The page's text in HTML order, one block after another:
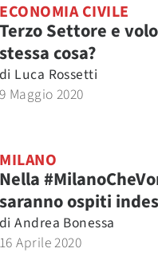
ECONOMIA CIVILE
Terzo Settore e
stessa cosa?
di Luca Rossetti
9 Maggio 2020
MILANO
Nella
saranno ospiti
di Andrea Bonessa
16 Aprile 2020